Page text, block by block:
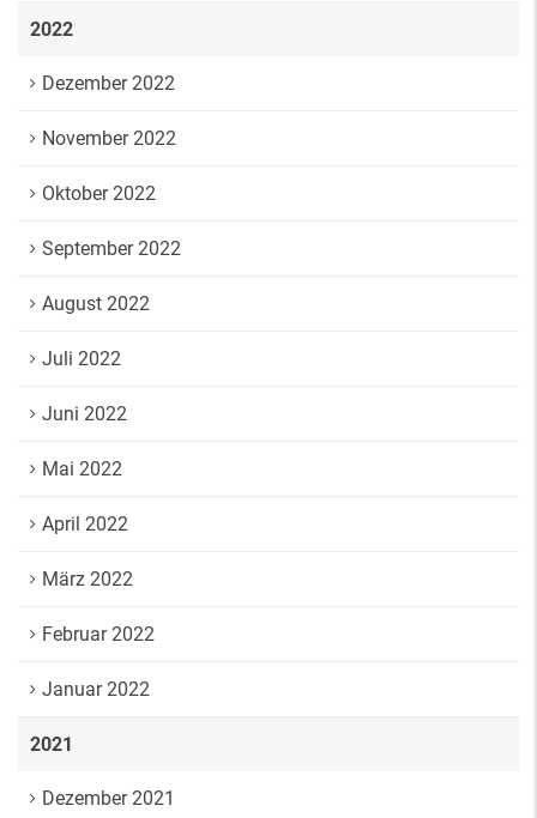
2022
Dezember 2022
November 2022
Oktober 2022
September 2022
August 2022
Juli 2022
Juni 2022
Mai 2022
April 2022
März 2022
Februar 2022
Januar 2022
2021
Dezember 2021